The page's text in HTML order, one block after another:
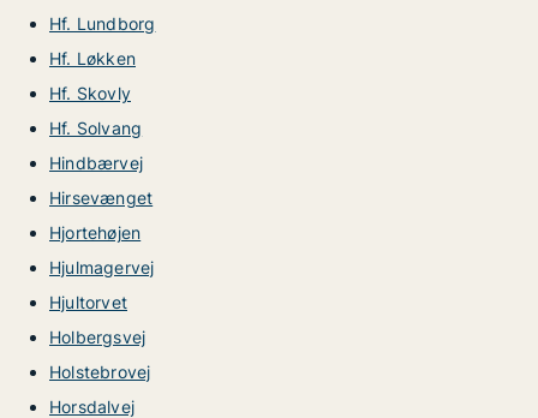
Hf. Lundborg
Hf. Løkken
Hf. Skovly
Hf. Solvang
Hindbærvej
Hirsevænget
Hjortehøjen
Hjulmagervej
Hjultorvet
Holbergsvej
Holstebrovej
Horsdalvej